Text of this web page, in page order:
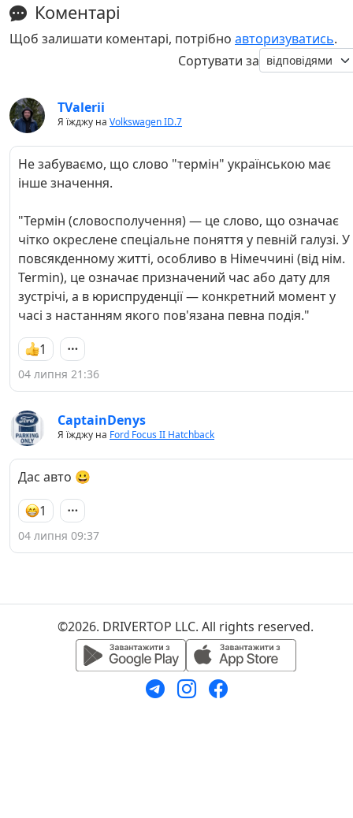
Коментарі
Щоб залишати коментарі, потрібно авторизуватись.
Сортувати за
TValerii
Я їжджу на Volkswagen ID.7
Не забуваємо, що слово "термін" українською має
інше значення.
"Термін (словосполучення) — це слово, що означає
чітко окреслене спеціальне поняття у певній галузі. У
повсякденному житті, особливо в Німеччині (від нім.
Termin), це означає призначений час або дату для
зустрічі, а в юриспруденції — конкретний момент у
часі з настанням якого пов'язана певна подія."
1
04 липня 21:36
CaptainDenys
Я їжджу на Ford Focus II Hatchback
Дас авто 😀
1
04 липня 09:37
©2026. DRIVERTOP LLC. All rights reserved.